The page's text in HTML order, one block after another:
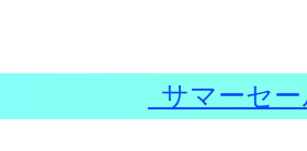
サマーセ